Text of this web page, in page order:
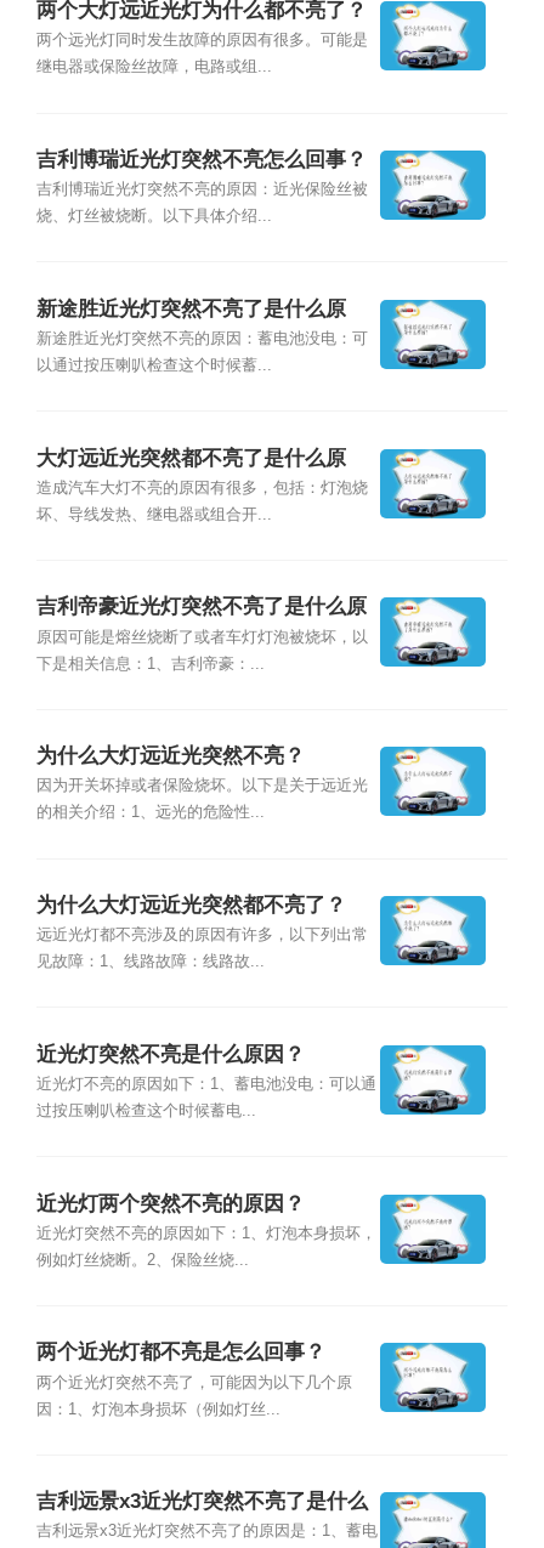
两个大灯远近光灯为什么都不亮了？
两个远光灯同时发生故障的原因有很多。可能是
继电器或保险丝故障，电路或组...
吉利博瑞近光灯突然不亮怎么回事？
吉利博瑞近光灯突然不亮的原因：近光保险丝被
烧、灯丝被烧断。以下具体介绍...
新途胜近光灯突然不亮了是什么原
因？
新途胜近光灯突然不亮的原因：蓄电池没电：可
以通过按压喇叭检查这个时候蓄...
大灯远近光突然都不亮了是什么原
因？
造成汽车大灯不亮的原因有很多，包括：灯泡烧
坏、导线发热、继电器或组合开...
吉利帝豪近光灯突然不亮了是什么原
因？
原因可能是熔丝烧断了或者车灯灯泡被烧坏，以
下是相关信息：1、吉利帝豪：...
为什么大灯远近光突然不亮？
因为开关坏掉或者保险烧坏。以下是关于远近光
的相关介绍：1、远光的危险性...
为什么大灯远近光突然都不亮了？
远近光灯都不亮涉及的原因有许多，以下列出常
见故障：1、线路故障：线路故...
近光灯突然不亮是什么原因？
近光灯不亮的原因如下：1、蓄电池没电：可以通
过按压喇叭检查这个时候蓄电...
近光灯两个突然不亮的原因？
近光灯突然不亮的原因如下：1、灯泡本身损坏，
例如灯丝烧断。2、保险丝烧...
两个近光灯都不亮是怎么回事？
两个近光灯突然不亮了，可能因为以下几个原
因：1、灯泡本身损坏（例如灯丝...
吉利远景x3近光灯突然不亮了是什么
原因？
吉利远景x3近光灯突然不亮了的原因是：1、蓄电